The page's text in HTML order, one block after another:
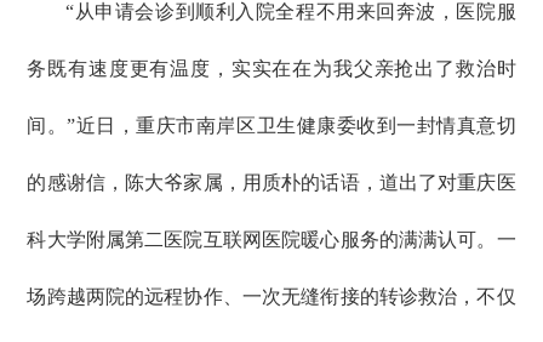
“从申请会诊到顺利入院全程不用来回奔波，医院服
务既有速度更有温度，实实在在为我父亲抢出了救治时
间。”近日，重庆市南岸区卫生健康委收到一封情真意切
的感谢信，陈大爷家属，用质朴的话语，道出了对重庆医
科大学附属第二医院互联网医院暖心服务的满满认可。一
场跨越两院的远程协作、一次无缝衔接的转诊救治，不仅